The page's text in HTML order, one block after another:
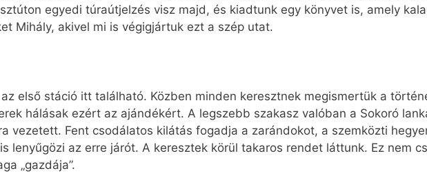
egyedi túraútjelzés visz majd, és kiadtunk egy könyvet is, amely
Mihály, akivel mi is végigjártuk ezt a szép utat.
első stáció itt található. Közben minden keresztnek megismertük a
hálásak ezért az ajándékért. A legszebb szakasz valóban a Sokoró
vezetett. Fent csodálatos kilátás fogadja a zarándokot, a szemközti
lenyűgözi az erre járót. A keresztek körül takaros rendet láttunk. Ez nem
„gazdája”.